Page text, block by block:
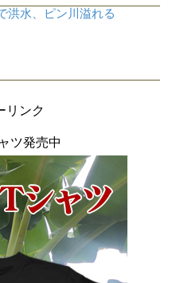
洪水、ピン川溢れる
リンク
ツ発売中